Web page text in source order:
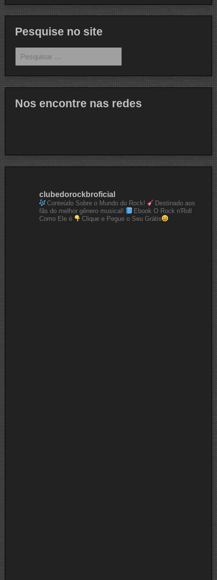
Pesquise no site
por:
Nos encontre nas redes
clubedorockbroficial
Conteúdo Sobre o Mundo do Rock!
Destinado aos
fãs do melhor gênero musical!
Ebook O Rock n'Roll
Como Ele é
Clique e Pegue o Seu Grátis